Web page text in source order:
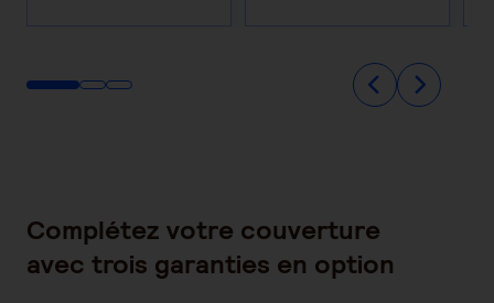
Complétez votre couverture
avec trois garanties en option